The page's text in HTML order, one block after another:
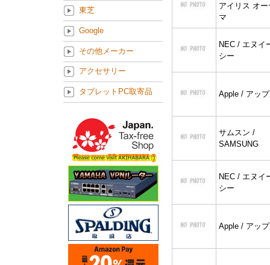
アイリス オー
マ
NEC / エヌイ
シー
Apple / アッ
サムスン /
SAMSUNG
NEC / エヌイ
シー
Apple / アッ
東芝
Google
その他メーカー
アクセサリー
タブレットPC取寄品